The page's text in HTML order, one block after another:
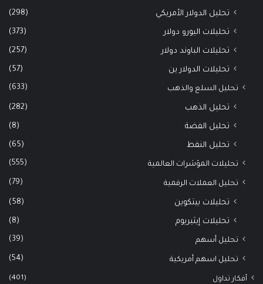
تحليل الدولار الأمريكي (298)
تحليلات اليورو دولار (373)
تحليلات الباوند دولار (257)
تحليلات الدولار ين (57)
تحليل السلع والذهب (633)
تحليل الذهب (282)
تحليل الفضة (8)
تحليل النفط (65)
تحليلات المؤشرات العالمية (555)
تحليل العملات الرقمية (79)
تحليلات بيتكوين (58)
تحليلات إيثيريوم (8)
تحليل أسهم (39)
تحليل اسهم أمريكية (54)
أفكار تداول (401)